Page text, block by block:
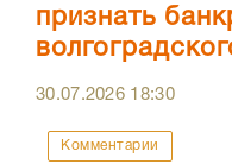
признать
30.07.2026 18:30
Комментарии